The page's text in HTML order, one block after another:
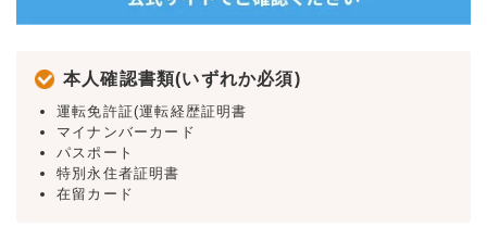
本人確認書類(いずれか必須)
運転免許証(運転経歴証明書
マイナンバーカード
パスポート
特別永住者証明書
在留カード